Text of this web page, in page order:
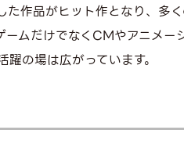
た作品がヒット作となり、多
ームだけでなくCMやアニメー
の場は広がっています。